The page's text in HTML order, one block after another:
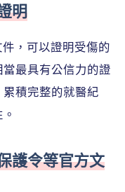
明
，可以證明受傷的
最具有公信力的證
積完整的就醫紀
護令等官方文